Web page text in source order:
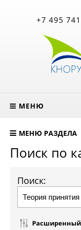
+7 495
МЕНЮ
МЕНЮ РАЗДЕЛА
Поиск по
Поиск:
Расширенный